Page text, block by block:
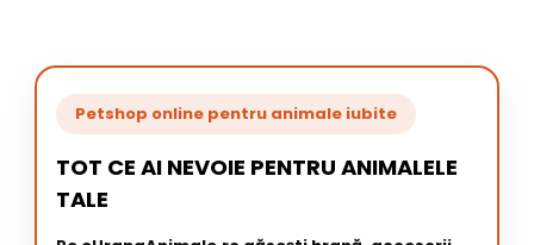
Petshop online pentru animale iubite
TOT CE AI NEVOIE PENTRU ANIMALELE
TALE